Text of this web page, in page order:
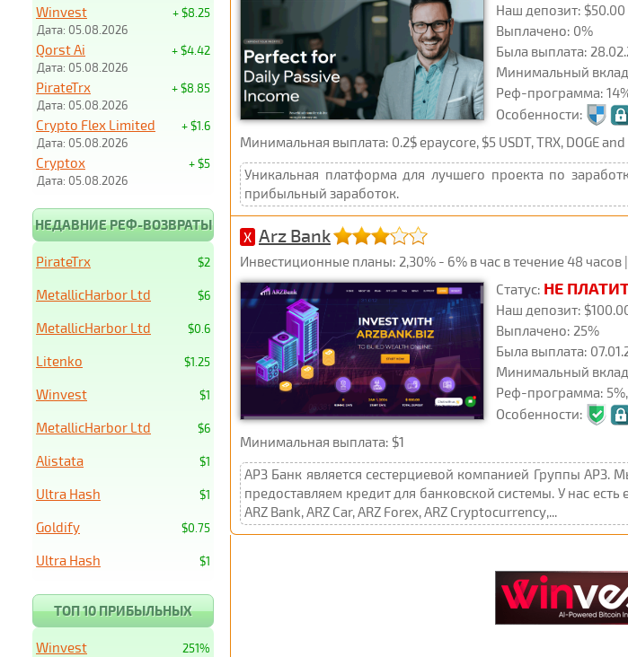
Наш депозит: $50.00
Выплачено: 0%
Была выплата:
Минимальный
Реф-программа:
Особенности:
Минимальная выплата: 0.2$ epaycore, $5 USDT, TRX, DOGE and
Уникальная платформа для лучшего проекта по
прибыльный заработок.
X Arz Bank
Инвестиционные планы: 2,30% - 6% в час в течение 48 часов
Статус: НЕ
Наш депозит:
Выплачено: 25%
Была выплата:
Минимальный
Реф-программа: 5%,
Особенности:
Минимальная выплата: $1
АРЗ Банк является сестерциевой компанией Группы АРЗ.
предоставляем кредит для банковской системы. У нас
ARZ Bank, ARZ Car, ARZ Forex, ARZ Cryptocurrency,...
+ $8.25
Winvest
Дата: 05.08.2026
+ $4.42
Qorst Ai
Дата: 05.08.2026
+ $8.85
PirateTrx
Дата: 05.08.2026
+ $1.6
Crypto Flex Limited
Дата: 05.08.2026
+ $5
Cryptox
Дата: 05.08.2026
НЕДАВНИЕ РЕФ-ВОЗВРАТЫ
$2
PirateTrx
$6
MetallicHarbor Ltd
$0.6
MetallicHarbor Ltd
$1.25
Litenko
$1
Winvest
$6
MetallicHarbor Ltd
$1
Alistata
$1
Ultra Hash
$0.75
Goldify
$1
Ultra Hash
ТОП 10 ПРИБЫЛЬНЫХ
251%
Winvest